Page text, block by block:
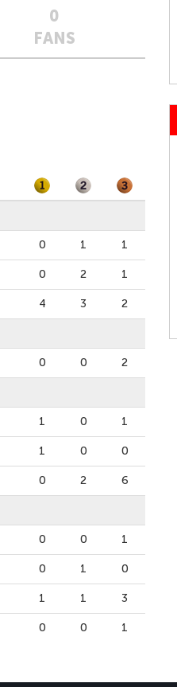
0
FANS
0 1 1
0 2 1
4 3 2
0 0 2
1 0 1
1 0 0
0 2 6
0 0 1
0 1 0
1 1 3
0 0 1